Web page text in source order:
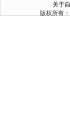
关于
版权所有：